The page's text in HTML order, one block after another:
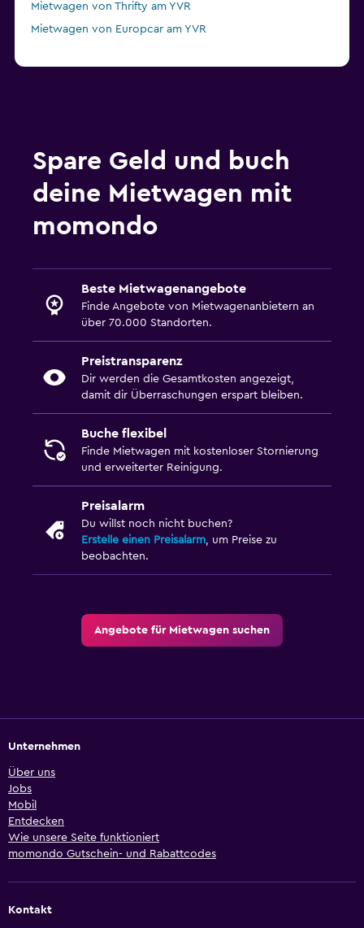
Mietwagen von Thrifty am YVR
Mietwagen von Europcar am YVR
Spare Geld und buch
deine Mietwagen mit
momondo
Beste Mietwagenangebote
Finde Angebote von Mietwagenanbietern an
über 70.000 Standorten.
Preistransparenz
Dir werden die Gesamtkosten angezeigt,
damit dir Überraschungen erspart bleiben.
Buche flexibel
Finde Mietwagen mit kostenloser Stornierung
und erweiterter Reinigung.
Preisalarm
Du willst noch nicht buchen?
Erstelle einen Preisalarm, um Preise zu
beobachten.
Angebote für Mietwagen suchen
Unternehmen
Über uns
Jobs
Mobil
Entdecken
Wie unsere Seite funktioniert
momondo Gutschein- und Rabattcodes
Kontakt